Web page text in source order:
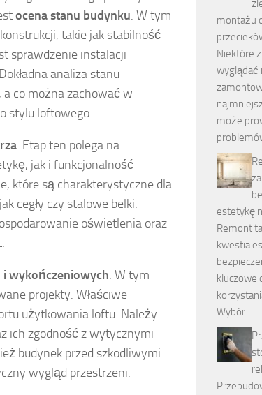
ocena stanu budynku. W tym
takie jak stabilność
sprawdzenie instalacji
analiza stanu
co można zachować w
stylu loftowego.
. Etap ten polega na
jak i funkcjonalność
które są charakterystyczne dla
cegły czy stalowe belki.
oświetlenia oraz
wykończeniowych. W tym
projekty. Właściwe
użytkowania loftu. Należy
ich zgodność z wytycznymi
budynek przed szkodliwymi
wygląd przestrzeni.
montażu
Niektóre
wyglądać
może
estetykę
Remont
kwestia
kluczowe
Wybór …